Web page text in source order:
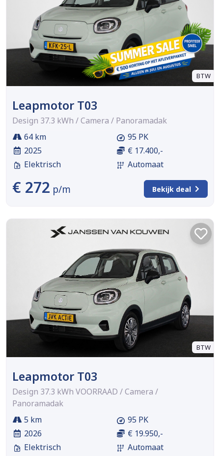
BTW
Leapmotor T03
Design 37.3 kWh / Camera / Panoramadak
64 km
2025
Elektrisch
95 PK
€ 17.400,-
Automaat
€ 272 p/m Bekijk deal
BTW
Leapmotor T03
Design 37.3 kWh VOORRAAD / Camera /
Panoramadak
5 km
2026
Elektrisch
95 PK
€ 19.950,-
Automaat